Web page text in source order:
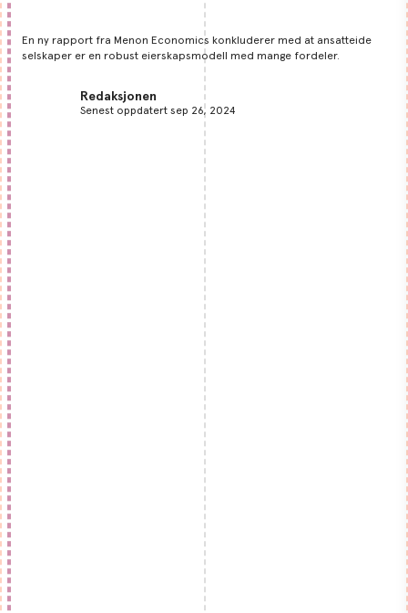
En ny rapport fra Menon Economics konkluderer med at ansatteide
selskaper er en robust eierskapsmodell med mange fordeler.
Redaksjonen
Senest oppdatert sep 26, 2024